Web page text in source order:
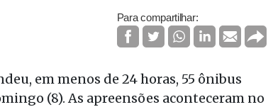
Para compartilhar:
em menos de 24 horas, 55 ônibus
(8). As apreensões aconteceram no